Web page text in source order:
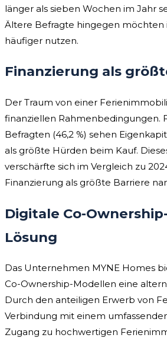
länger als sieben Wochen im Jahr
Ältere Befragte hingegen möchten
häufiger nutzen.
Finanzierung als
Der Traum von einer
finanziellen Rahmenbedingungen.
Befragten (46,2 %) sehen
als größte Hürden beim Kauf.
verschärfte sich im Vergleich zu
Finanzierung als größte Barriere
Digitale Co-
Lösung
Das Unternehmen MYNE Homes
Co-Ownership-Modellen eine
Durch den anteiligen Erwerb von
Verbindung mit einem
Zugang zu hochwertigen